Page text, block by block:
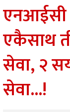
एनआईसी
एकैसाथ
सेवा, २
सेवा...!